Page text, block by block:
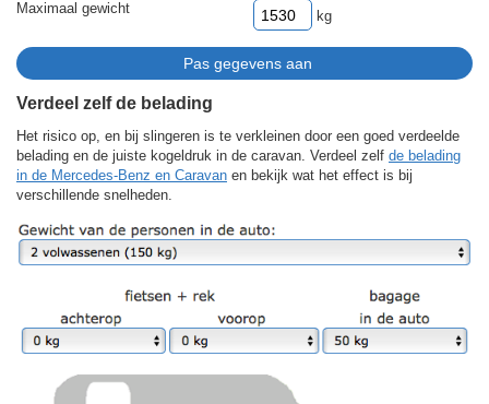
Maximaal gewicht kg
Verdeel zelf de belading
Het risico op, en bij slingeren is te verkleinen door een goed verdeelde
belading en de juiste kogeldruk in de caravan. Verdeel zelf de belading
in de Mercedes-Benz en Caravan en bekijk wat het effect is bij
verschillende snelheden.